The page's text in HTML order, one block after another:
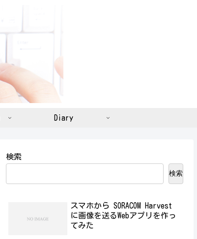
Diary
検索
検索
スマホから SORACOM Harvest
に画像を送るWebアプリを作っ
てみた